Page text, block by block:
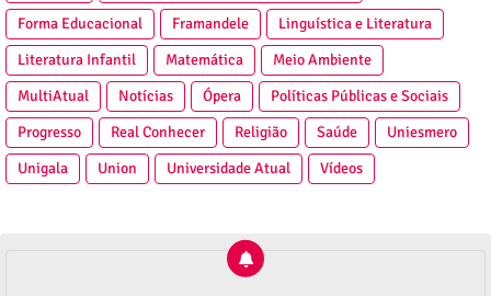
Forma Educacional
Framandele
Linguística e Literatura
Literatura Infantil
Matemática
Meio Ambiente
MultiAtual
Notícias Ópera
Políticas Públicas e Sociais
Progresso
Real Conhecer Religião Saúde
Uniesmero
Unigala
Union Universidade Atual Vídeos